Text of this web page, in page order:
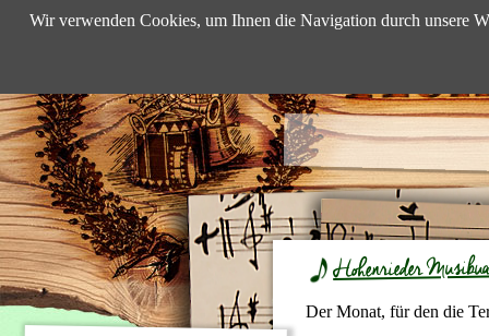
Hohenrieder
Der Monat, für den die
Wir verwenden Cookies, um Ihnen die Navigation durch unsere